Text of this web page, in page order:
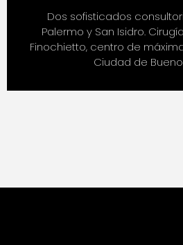
Dos sofisticados
Palermo y San Isidro.
Finochietto, centro de
Ciudad de